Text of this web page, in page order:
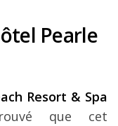
Pearle
Resort & Spa
que cet